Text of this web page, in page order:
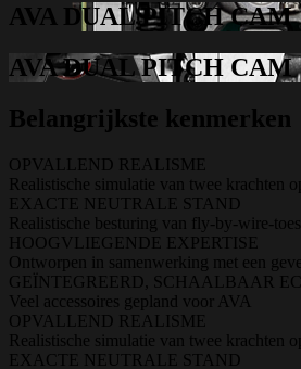
AVA DUAL PITCH CAM
AVA DUAL PITCH CAM
Belangrijkste kenmerken
OPVALLEND REALISME
Realistische simulatie van twee krachten
EXACTE NEUTRALE STAND
Realistische besturing van fly-by-wire-
HOOGVLIEGENDE EXPERTISE
Ontworpen in samenwerking met een
GEÏNTEGREERD, SCHAALBAAR
Veel accessoires gepland voor AVA
OPVALLEND REALISME
Realistische simulatie van twee krachten
EXACTE NEUTRALE STAND